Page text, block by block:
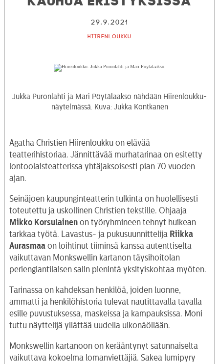
29.9.2021
Hiirenloukku
Jukka Puronlahti ja Mari Pöytälaakso nähdään Hiirenloukku-
näytelmässä. Kuva: Jukka Kontkanen
Agatha Christien Hiirenloukku on elävää
teatterihistoriaa. Jännittävää murhatarinaa on esitetty
lontoolaisteatterissa yhtäjaksoisesti pian 70 vuoden
ajan.
Seinäjoen kaupunginteatterin tulkinta on huolellisesti
toteutettu ja uskollinen Christien tekstille. Ohjaaja
Mikko Korsulainen on työryhmineen tehnyt huikean
tarkkaa työtä. Lavastus- ja pukusuunnittelija Riikka
Aurasmaa on loihtinut tiiminsä kanssa autenttiselta
vaikuttavan Monkswellin kartanon täysihoitolan
perienglantilaisen salin pienintä yksityiskohtaa myöten.
Tarinassa on kahdeksan henkilöä, joiden luonne,
ammatti ja henkilöhistoria tulevat nautittavalla tavalla
esille puvustuksessa, maskeissa ja kampauksissa. Moni
tuttu näyttelijä yllättää uudella ulkonäöllään.
Monkswellin kartanoon on kerääntynyt satunnaiselta
vaikuttava kokoelma lomanviettäjiä. Sakea lumipyry